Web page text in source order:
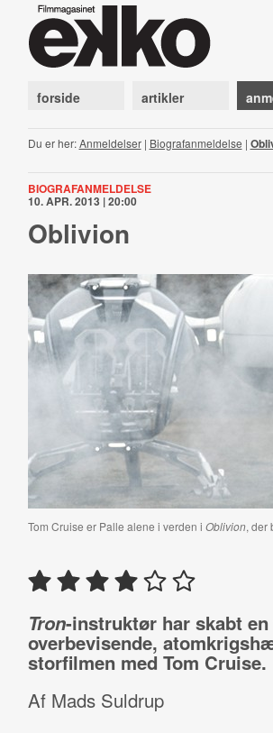
forside artikler
Du er her:Anmeldelser| Biografanmeldelse |
BIOGRAFANMELDELSE
10. APR. 2013 | 20:00
Oblivion
Tom Cruise er Palle alene i verden i Oblivion, der
Tron-instruktør har skabt
overbevisende,
storfilmen med Tom Cruise.
Af Mads Suldrup